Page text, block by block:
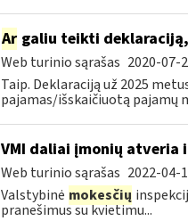
Argaliu teikti deklaraciją,
Web turinio sąrašas 2020-07-
Taip. Deklaraciją už 2025
pajamas/išskaičiuotą pajamų
VMI daliai įmonių
Web turinio sąrašas 2022-04-
Valstybinė mokesčių
pranešimus su kvietimu...